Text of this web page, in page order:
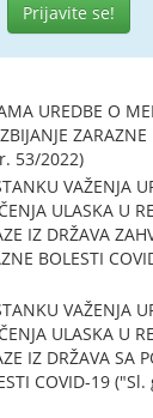
Prijavite se!
UREDBE O
53/2022)
VAŽENJA
ULASKA U
IZ DRŽAVA
BOLESTI
VAŽENJA
ULASKA U
IZ DRŽAVA SA
COVID-19